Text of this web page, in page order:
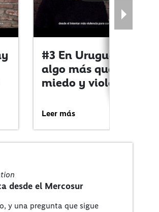
#3 En Uruguay hay
algo más que
miedo y violencia
Leer más
desde el Mercosur
y una pregunta que sigue